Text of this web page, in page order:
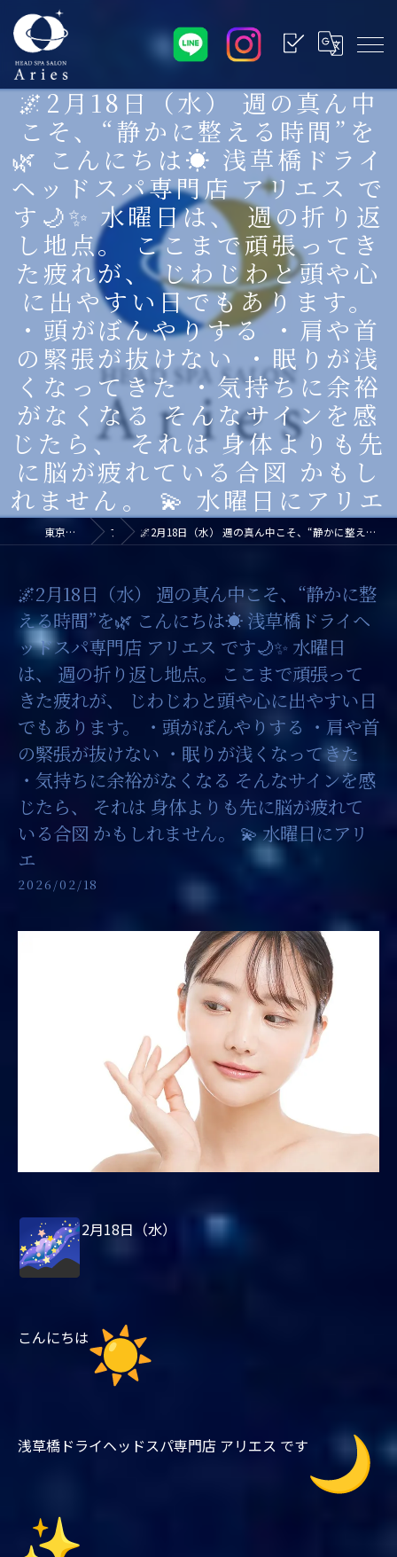
🌌2月18日（水） 週の真ん中
こそ、“静かに整える時間”を
🌿 こんにちは☀️ 浅草橋ドライ
ヘッドスパ専門店 アリエス で
す🌙✨ 水曜日は、 週の折り返
し地点。 ここまで頑張ってき
た疲れが、 じわじわと頭や心
に出やすい日でもあります。
・頭がぼんやりする ・肩や首
の緊張が抜けない ・眠りが浅
くなってきた ・気持ちに余裕
がなくなる そんなサインを感
じたら、 それは 身体よりも先
に脳が疲れている合図 かもし
れません。 💫 水曜日にアリエ
東京都浅草橋のヘッドスパなら浅草橋ドライヘッドスパ専門店アリエス ブログ 🌌2月18日（水） 週の真ん中こそ、“静かに整える時間”を🌿 こんにちは☀️ 浅草橋ドライヘッドスパ専門店 アリエス です🌙✨ 水曜日は、 週の折り返し地点。 ここまで頑張ってきた疲れが、 じわじわと頭や心に出やすい日でもあります。 ・頭がぼんやりする ・肩や首の緊張が抜けない ・眠りが浅くなってきた ・気持ちに余裕がなくなる そんなサインを感じたら、 それは 身体よりも先に脳が疲れている合図 かもしれません。 💫 水曜日にアリエ
🌌2月18日（水） 週の真ん中こそ、“静かに整
える時間”を🌿 こんにちは☀️ 浅草橋ドライヘ
ッドスパ専門店 アリエス です🌙✨ 水曜日
は、 週の折り返し地点。 ここまで頑張って
きた疲れが、 じわじわと頭や心に出やすい日
でもあります。 ・頭がぼんやりする ・肩や首
の緊張が抜けない ・眠りが浅くなってきた
・気持ちに余裕がなくなる そんなサインを感
じたら、 それは 身体よりも先に脳が疲れて
いる合図 かもしれません。 💫 水曜日にアリ
エ
2026/02/18
2月18日（水）
こんにちは
浅草橋ドライヘッドスパ専門店 アリエス です